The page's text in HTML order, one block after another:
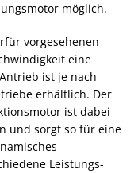
möglich.
vorgesehenen
eine
ist je nach
erhältlich. Der
ist dabei
und sorgt so für eine
Leistungs-